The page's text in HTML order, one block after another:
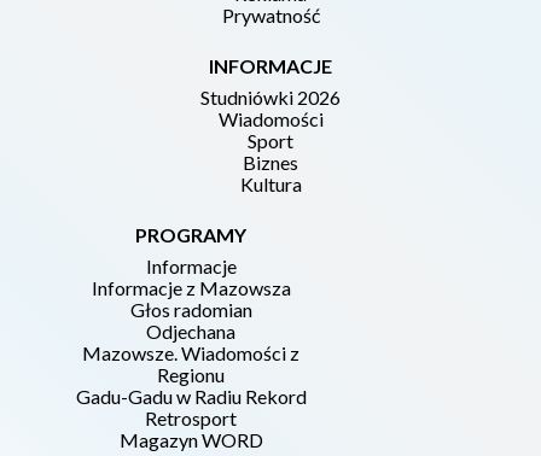
Prywatność
INFORMACJE
Studniówki 2026
Wiadomości
Sport
Biznes
Kultura
PROGRAMY
Informacje
Informacje z Mazowsza
Głos radomian
Odjechana
Mazowsze. Wiadomości z
Regionu
Gadu-Gadu w Radiu Rekord
Retrosport
Magazyn WORD